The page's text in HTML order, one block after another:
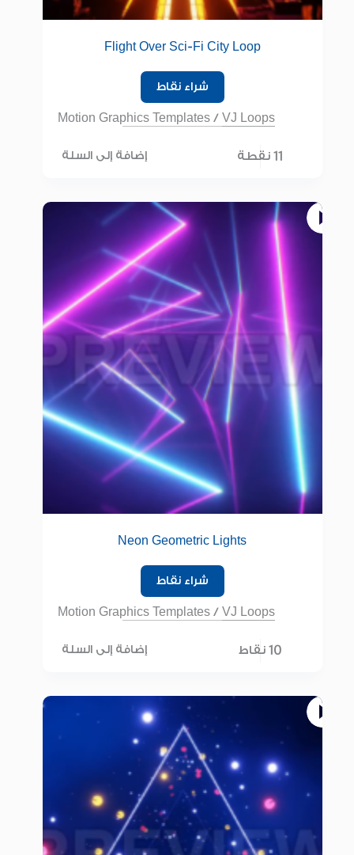
Flight Over Sci-Fi City Loop
شراء نقاط
Motion Graphics Templates /VJ Loops
11 نقطة إضافة إلى السلة
Neon Geometric Lights
شراء نقاط
Motion Graphics Templates /VJ Loops
10 نقاط إضافة إلى السلة